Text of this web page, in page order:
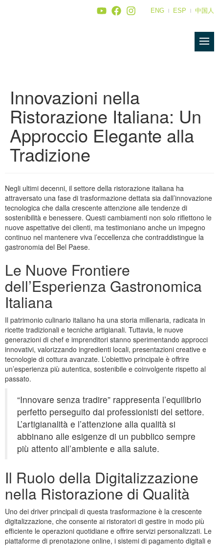
ENG ESP 中国人
Innovazioni nella
Ristorazione Italiana: Un
Approccio Elegante alla
Tradizione
Negli ultimi decenni, il settore della ristorazione italiana ha
attraversato una fase di trasformazione dettata sia dall’innovazione
tecnologica che dalla crescente attenzione alle tendenze di
sostenibilità e benessere. Questi cambiamenti non solo riflettono le
nuove aspettative dei clienti, ma testimoniano anche un impegno
continuo nel mantenere viva l’eccellenza che contraddistingue la
gastronomia del Bel Paese.
Le Nuove Frontiere
dell’Esperienza Gastronomica
Italiana
Il patrimonio culinario italiano ha una storia millenaria, radicata in
ricette tradizionali e tecniche artigianali. Tuttavia, le nuove
generazioni di chef e imprenditori stanno sperimentando approcci
innovativi, valorizzando ingredienti locali, presentazioni creative e
tecnologie di cottura avanzate. L’obiettivo principale è offrire
un’esperienza più autentica, sostenibile e coinvolgente rispetto al
passato.
“Innovare senza tradire” rappresenta l’equilibrio
perfetto perseguito dai professionisti del settore.
L’artigianalità e l’attenzione alla qualità si
abbinano alle esigenze di un pubblico sempre
più attento all’ambiente e alla salute.
Il Ruolo della Digitalizzazione
nella Ristorazione di Qualità
Uno dei driver principali di questa trasformazione è la crescente
digitalizzazione, che consente ai ristoratori di gestire in modo più
efficiente le operazioni quotidiane e offrire servizi personalizzati. Le
piattaforme di prenotazione online, i sistemi di pagamento digitali e